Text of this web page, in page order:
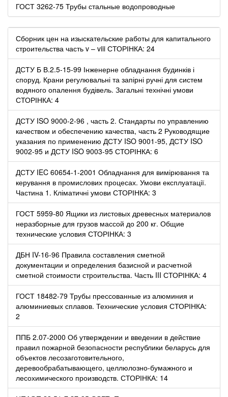
ГОСТ 3262-75 Трубы стальные водопроводные
Сборник цен на изыскательские работы для капитального
строительства часть v – viii СТОРІНКА: 24
ДСТУ Б В.2.5-15-99 Інженерне обладнання будинків і
споруд. Крани регулювальні та запірні ручні для систем
водяного опалення будівель. Загальні технічні умови
СТОРІНКА: 4
ДСТУ ISO 9000-2-96 , часть 2. Стандарты по управлению
качеством и обеспечению качества, часть 2 Руководящие
указания по применению ДСТУ ISO 9001-95, ДСТУ ISO
9002-95 и ДСТУ ISO 9003-95 СТОРІНКА: 6
ДСТУ IEC 60654-1-2001 Обладнання для вимірювання та
керування в промислових процесах. Умови експлуатації.
Частина 1. Кліматичні умови СТОРІНКА: 3
ГОСТ 5959-80 Ящики из листовых древесных материалов
неразборные для грузов массой до 200 кг. Общие
технические условия СТОРІНКА: 3
ДБН IV-16-96 Правила составления сметной
документации и определения базисной и расчетной
сметной стоимости строительства. Часть III СТОРІНКА: 4
ГОСТ 18482-79 Трубы прессованные из алюминия и
алюминиевых сплавов. Технические условия СТОРІНКА:
2
ППБ 2.07-2000 Об утверждении и введении в действие
правил пожарной безопасности республики беларусь для
объектов лесозаготовительного,
деревообрабатывающего, целлюлозно-бумажного и
лесохимического производств. СТОРІНКА: 14